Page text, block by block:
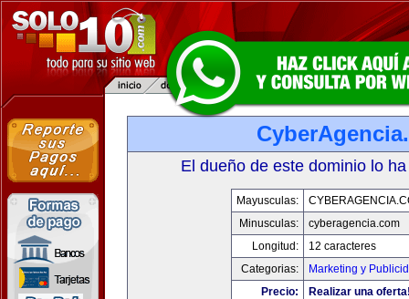
El dueño de este dominio lo
Mayusculas:
Minusculas:
cyberagencia.com
Longitud:
12 caracteres
Categorias:
Marketing y
Precio:
Realizar una